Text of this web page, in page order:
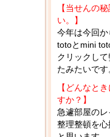
【当せんの
い。】
今年は今回
totoとmini
クリックし
たみたいです
【どんなと
すか？】
急遽部屋のレ
整理整頓を